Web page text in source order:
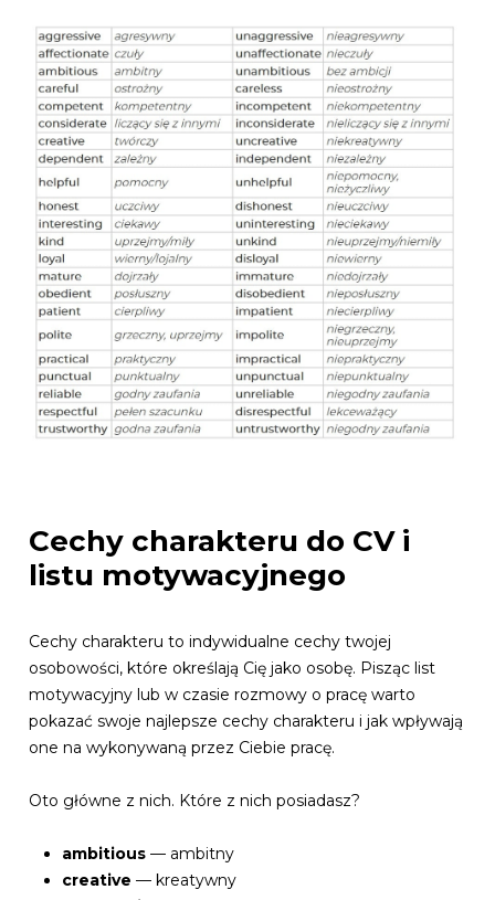
Cechy charakteru do CV i
listu motywacyjnego
Cechy charakteru to indywidualne cechy twojej
osobowości, które określają Cię jako osobę. Pisząc list
motywacyjny lub w czasie rozmowy o pracę warto
pokazać swoje najlepsze cechy charakteru i jak wpływają
one na wykonywaną przez Ciebie pracę.
Oto główne z nich. Które z nich posiadasz?
ambitious — ambitny
creative — kreatywny